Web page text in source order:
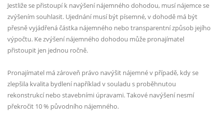
Jestliže se přistoupí k navýšení nájemného dohodou, musí nájemce se
zvýšením souhlasit. Ujednání musí být písemné, v dohodě má být
přesně vyjádřená částka nájemného nebo transparentní způsob jejího
výpočtu. Ke zvýšení nájemného dohodou může pronajímatel
přistoupit jen jednou ročně.
Pronajímatel má zároveň právo navýšit nájemné v případě, kdy se
zlepšila kvalita bydlení například v souladu s proběhnutou
rekonstrukcí nebo stavebními úpravami. Takové navýšení nesmí
překročit 10 % původního nájemného.